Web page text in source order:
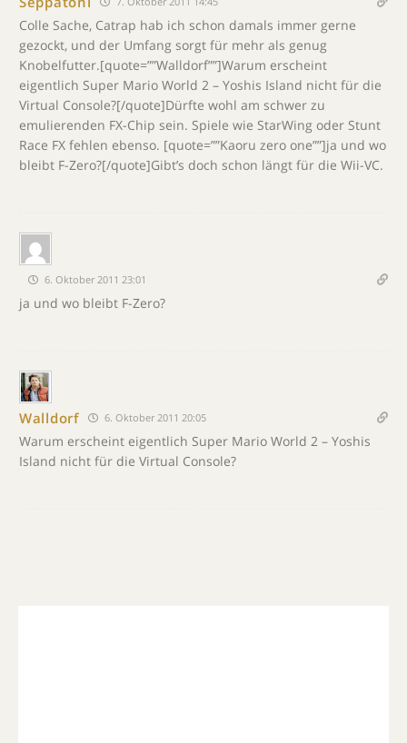
Colle Sache, Catrap hab ich schon damals immer gerne
gezockt, und der Umfang sorgt für mehr als genug
Knobelfutter.[quote=””Walldorf””]Warum erscheint
eigentlich Super Mario World 2 – Yoshis Island nicht für die
Virtual Console?[/quote]Dürfte wohl am schwer zu
emulierenden FX-Chip sein. Spiele wie StarWing oder Stunt
Race FX fehlen ebenso. [quote=””Kaoru zero one””]ja und wo
bleibt F-Zero?[/quote]Gibt’s doch schon längt für die Wii-VC.
6. Oktober 2011 23:01
ja und wo bleibt F-Zero?
Walldorf 6. Oktober 2011 20:05
Warum erscheint eigentlich Super Mario World 2 – Yoshis
Island nicht für die Virtual Console?